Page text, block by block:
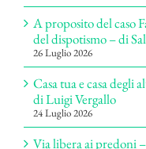
A proposito del caso
del dispotismo – di
26 Luglio 2026
Casa tua e casa degli
di Luigi Vergallo
24 Luglio 2026
Via libera ai predoni